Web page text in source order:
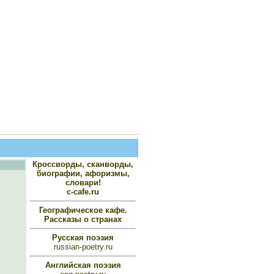
Кроссворды, сканворды,
биографии, афоризмы,
словари!
c-cafe.ru
Географическое кафе.
Рассказы о странах
Русская поэзия
russian-poetry.ru
Английская поэзия